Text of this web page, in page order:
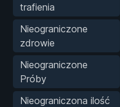
trafienia
Nieograniczone
zdrowie
Nieograniczone
Próby
Nieograniczona ilość